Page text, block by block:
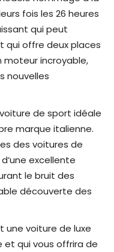
fois les 26 heures
qui peut
qui offre deux places
moteur incroyable,
nouvelles
de sport idéale
marque italienne.
des voitures de
excellente
le bruit des
découverte des
une voiture de luxe
et qui vous offrira de